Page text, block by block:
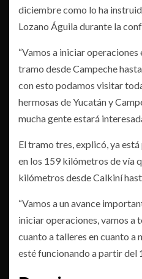
diciembre como lo ha
Lozano Águila durante la
“Vamos a iniciar
tramo desde Campeche
con esto podamos visitar
hermosas de Yucatán y
mucha gente estará
El tramo tres, explicó, ya
en los 159 kilómetros de vía
kilómetros desde Calkiní
“Vamos a un avance
iniciar operaciones, vamos a
cuanto a talleres en cuanto a
esté funcionando a partir del